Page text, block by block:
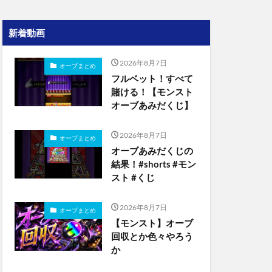
新着動画
オーブまとめ 2026年8月7日
フルベット！すべて
賭ける！【モンスト
オーブあみだくじ】
オーブまとめ 2026年8月7日
オーブあみだくじの
結果！#shorts #モン
スト #くじ
オーブまとめ 2026年8月7日
【モンスト】オーブ
回収とか色々やろう
か